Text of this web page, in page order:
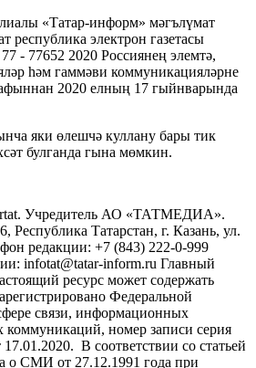
«Татар-информ» мәгълүмат
республика электрон газетасы
- 77652 2020 Россиянең элемтә,
һәм гаммәви коммуникацияләрне
2020 елның 17 гыйнварында
яки өлешчә куллану бары тик
булганда гына мөмкин.
Учредитель АО «ТАТМЕДИА».
Республика Татарстан, г. Казань, ул.
редакции: +7 (843) 222-0-999
infotat@tatar-inform.ru Главный
ресурс может содержать
Федеральной
связи, информационных
коммуникаций, номер записи серия
В соответствии со статьей
о СМИ от 27.12.1991 года при